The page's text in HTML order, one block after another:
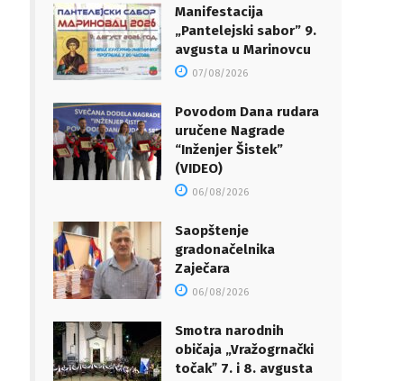
Manifestacija
„Pantelejski sabor” 9.
avgusta u Marinovcu
07/08/2026
Povodom Dana rudara
uručene Nagrade
“Inženjer Šistek”
(VIDEO)
06/08/2026
Saopštenje
gradonačelnika
Zaječara
06/08/2026
Smotra narodnih
običaja „Vražogrnački
točakˮ 7. i 8. avgusta